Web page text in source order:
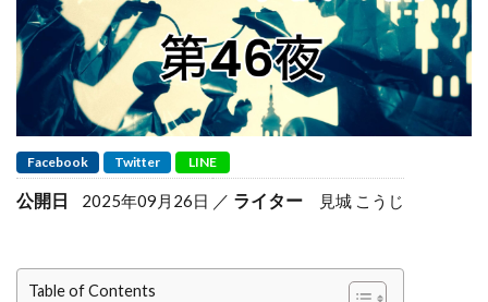
Facebook Twitter LINE
公開日 2025年09月26日 ライター 見城 こうじ
Table of Contents